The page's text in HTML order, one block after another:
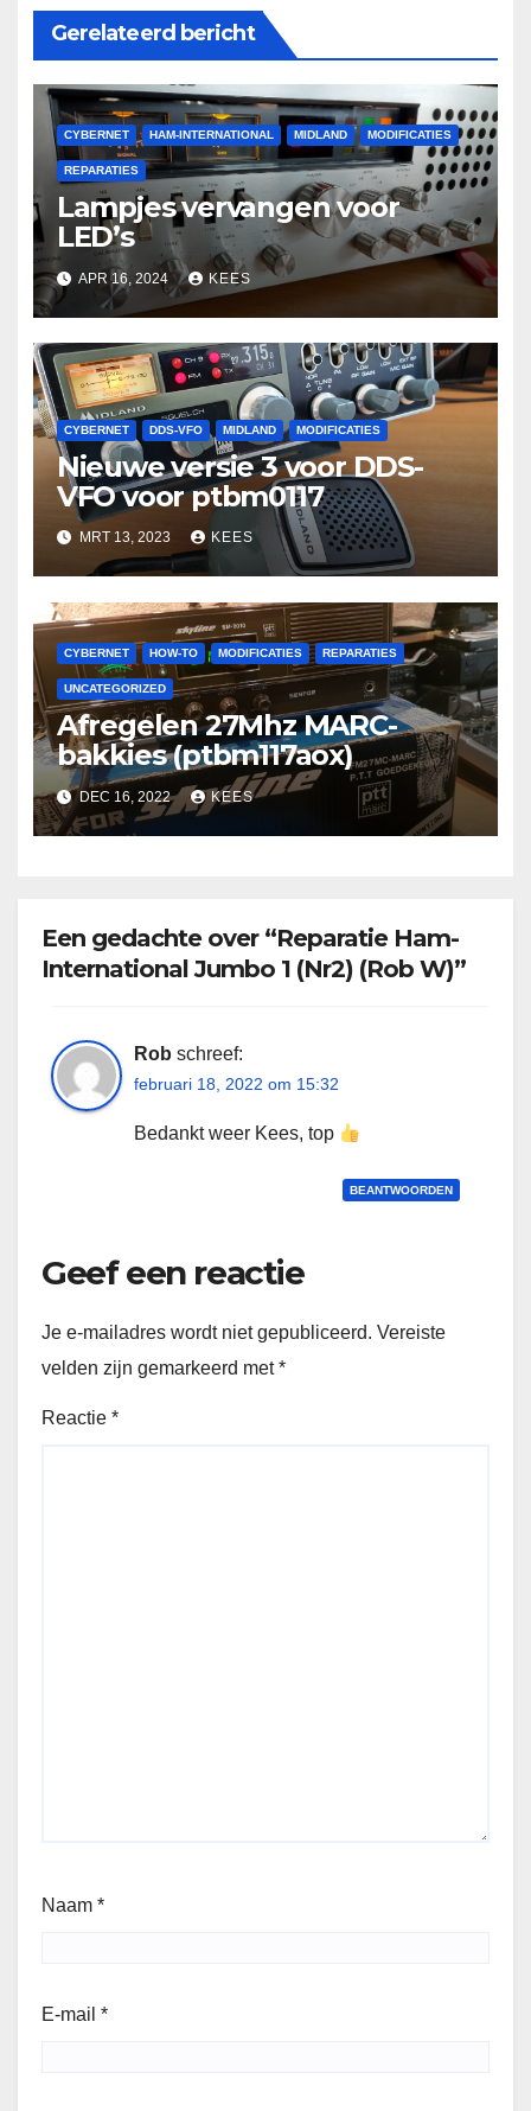
Gerelateerd bericht
CYBERNET HAM-INTERNATIONAL MIDLAND MODIFICATIES
REPARATIES
Lampjes vervangen voor
LED’s
APR 16, 2024 KEES
CYBERNET DDS-VFO MIDLAND MODIFICATIES
Nieuwe versie 3 voor DDS-
VFO voor ptbm0117
MRT 13, 2023 KEES
CYBERNET HOW-TO MODIFICATIES REPARATIES
UNCATEGORIZED
Afregelen 27Mhz MARC-
bakkies (ptbm117aox)
DEC 16, 2022 KEES
Een gedachte over “Reparatie Ham-
International Jumbo 1 (Nr2) (Rob W)”
Rob schreef:
februari 18, 2022 om 15:32
Bedankt weer Kees, top
BEANTWOORDEN
Geef een reactie
Je e-mailadres wordt niet gepubliceerd. Vereiste
velden zijn gemarkeerd met*
Reactie *
Naam *
E-mail *